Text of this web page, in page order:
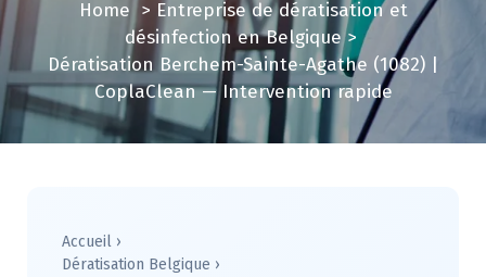
t
Home > Entreprise de dératisation et
désinfection en Belgique>
Dératisation Berchem-Sainte-Agathe (1082) |
CoplaClean — Intervention rapide
Accueil ›
Dératisation Belgique ›